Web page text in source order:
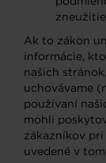
Ak to zákon
informácie,
našich
uchovávame
používaní
mohli
zákazníkov
uvedené v